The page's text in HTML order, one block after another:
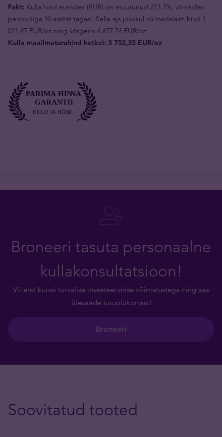
Fakt: Kulla hind eurodes (EUR) on muutunud 213.7%, võrreldes
perioodiga 10 aastat tagasi. Selle aja jooksul oli madalaim hind 1
011,47 EUR/oz ning kõrgeim 4 677,74 EUR/oz.
Kulla maailmaturuhind hetkel: 3 752,35 EUR/oz
Broneeri tasuta personaalne
kullakonsultatsioon!
Vii end kurssi turvalise investeerimise võimalustega ning saa
ülevaade turuolukorrast!
Broneeri
Soovitatud tooted